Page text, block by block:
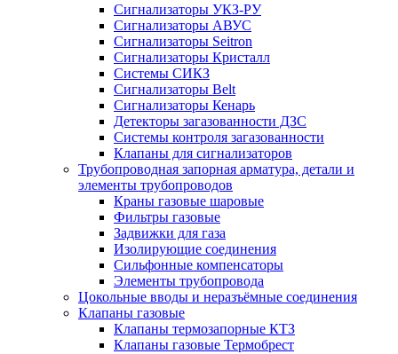
Сигнализаторы УКЗ-РУ
Сигнализаторы АВУС
Сигнализаторы Seitron
Сигнализаторы Кристалл
Системы СИКЗ
Сигнализаторы Belt
Сигнализаторы Кенарь
Детекторы загазованности ДЗС
Системы контроля загазованности
Клапаны для сигнализаторов
Трубопроводная запорная арматура, детали и
элементы трубопроводов
Краны газовые шаровые
Фильтры газовые
Задвижки для газа
Изолирующие соединения
Сильфонные компенсаторы
Элементы трубопровода
Цокольные вводы и неразъёмные соединения
Клапаны газовые
Клапаны термозапорные КТЗ
Клапаны газовые Термобрест